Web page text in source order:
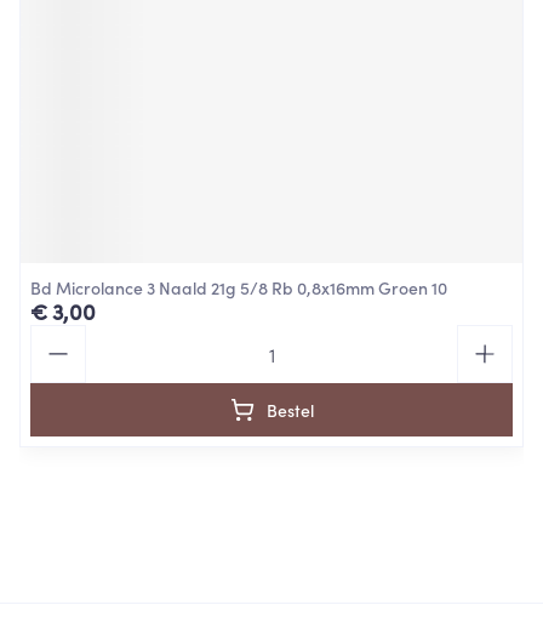
Bd Microlance 3 Naald 21g 5/8 Rb 0,8x16mm Groen 10
€ 3,00
Bestel